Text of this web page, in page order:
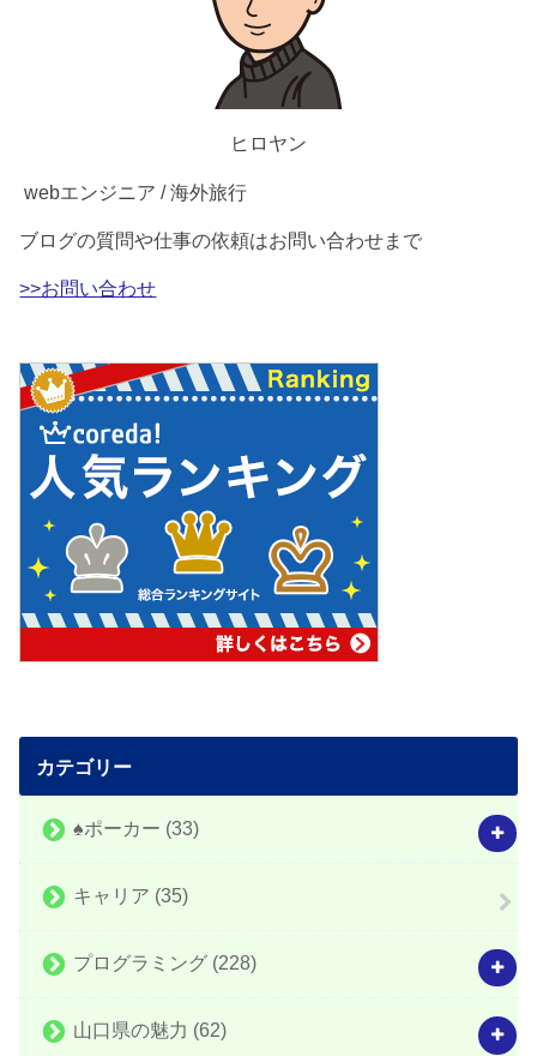
ヒロヤン
webエンジニア / 海外旅行
ブログの質問や仕事の依頼はお問い合わせまで
>>お問い合わせ
カテゴリー
♠️ポーカー (33)
キャリア (35)
プログラミング (228)
山口県の魅力 (62)